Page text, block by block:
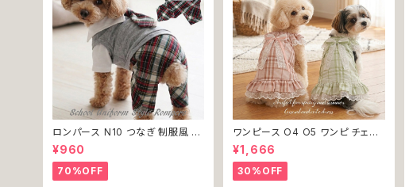
ロンパース N10 つなぎ 制服風 チ
ェック柄 グレー 灰色 コスチューム
コスプレ ドッグウェア dog 犬 猫
ペット 服 犬服 洋服 オシャレ かわ
いい 小型犬 返品交換不可
¥960
70%OFF
ワンピース O4 O5 ワンピ チェッ
ク プリーツ レース 女の子 犬 犬服
小型 猫 服 洋服 ペット dog ドッグ
ウェア おしゃれ かわいい 返品交
換不可
¥1,666
30%OFF